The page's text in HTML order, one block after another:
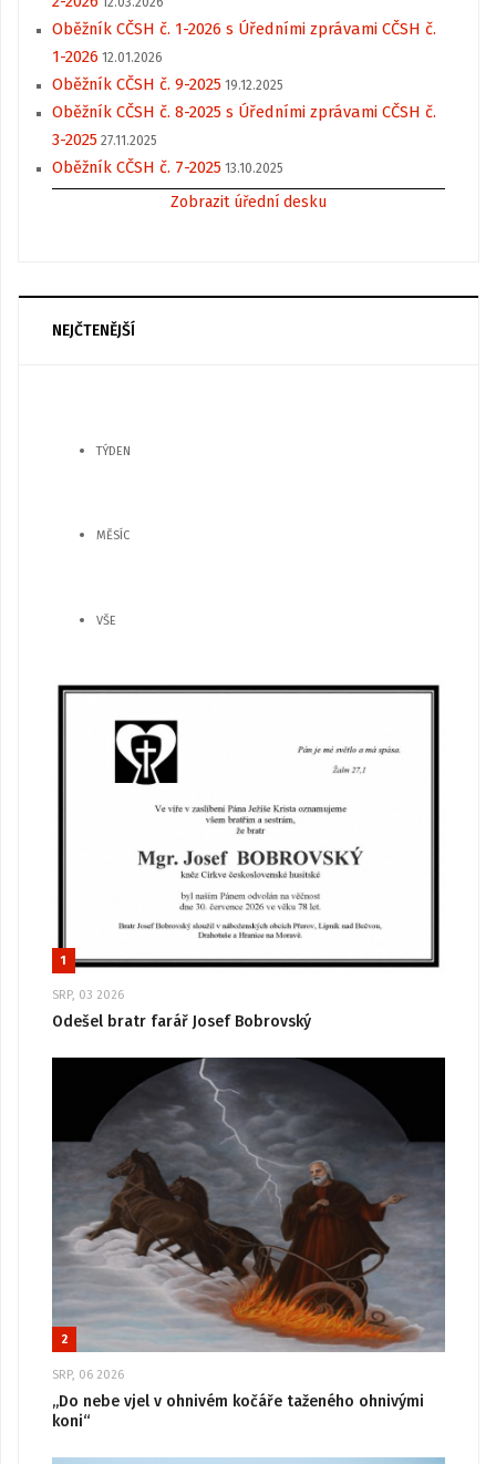
Oběžník CČSH č. 1-2026 s Úředními zprávami CČSH č.
1-2026 12.01.2026
Oběžník CČSH č. 9-2025 19.12.2025
Oběžník CČSH č. 8-2025 s Úředními zprávami CČSH č.
3-2025 27.11.2025
Oběžník CČSH č. 7-2025 13.10.2025
Zobrazit úřední desku
NEJČTENĚJŠÍ
TÝDEN
MĚSÍC
VŠE
1
SRP, 03 2026
Odešel bratr farář Josef Bobrovský
2
SRP, 06 2026
„Do nebe vjel v ohnivém kočáře taženého ohnivými
koni“